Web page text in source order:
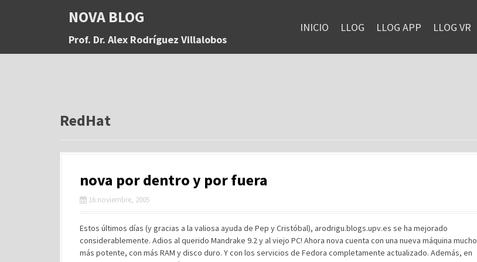
a
NOVA BLOG
Prof. Dr. Alex Rodríguez Villalobos
INICIO LLOG LLOG APP LLOG VR
RedHat
nova por dentro y por fuera
16 noviembre, 2005
Estos últimos días (y gracias a la valiosa ayuda de Pep y Cristóbal), arodrigu.blogs.upv.es se ha mejorado
considerablemente. Adios al querido Mandrake 9.2 y al viejo PC! Ahora nova cuenta con una nueva máquina mucho
más potente, con más RAM y disco duro. Y con los servicios de Fedora completamente actualizado. Además, en